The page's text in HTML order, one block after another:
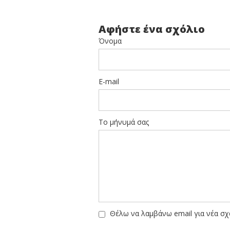
Αφήστε ένα σχόλιο
Όνομα
E-mail
Το μήνυμά σας
Θέλω να λαμβάνω email για νέα